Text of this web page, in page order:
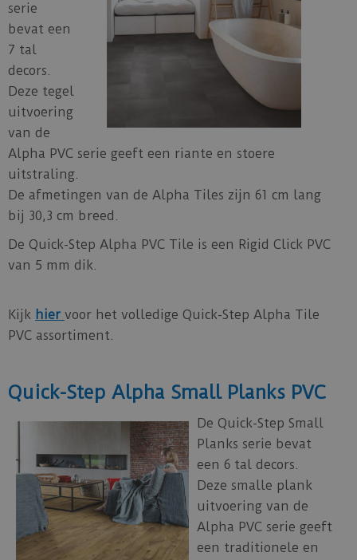
serie
bevat een
7 tal
decors.
Deze tegel
uitvoering
van de
Alpha PVC serie geeft een riante en stoere
uitstraling.
De afmetingen van de Alpha Tiles zijn 61 cm lang
bij 30,3 cm breed.
De Quick-Step Alpha PVC Tile is een Rigid Click PVC
van 5 mm dik.
Kijk hier voor het volledige Quick-Step Alpha Tile
PVC assortiment.
Quick-Step Alpha Small Planks PVC
De Quick-Step Small
Planks serie bevat
een 6 tal decors.
Deze smalle plank
uitvoering van de
Alpha PVC serie geeft
een traditionele en